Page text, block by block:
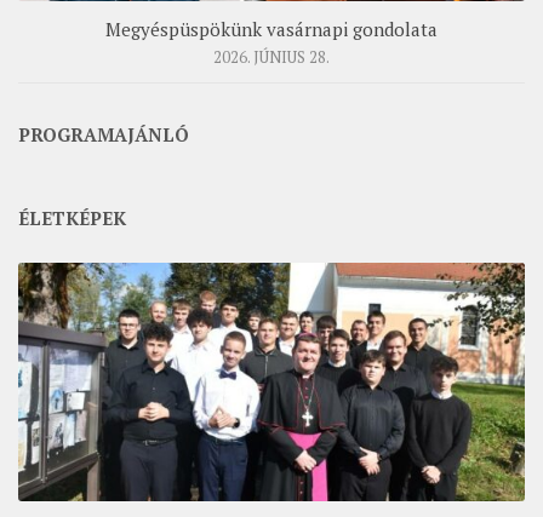
Megyéspüspökünk vasárnapi gondolata
2026. JÚNIUS 28.
PROGRAMAJÁNLÓ
ÉLETKÉPEK